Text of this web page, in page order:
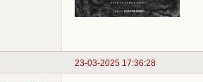
23-03-2025 17:36:28